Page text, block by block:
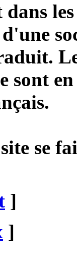
sont
se
]
]